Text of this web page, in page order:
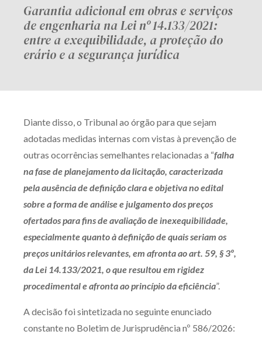
Garantia adicional em obras e serviços
de engenharia na Lei nº 14.133/2021:
entre a exequibilidade, a proteção do
erário e a segurança jurídica
Diante disso, o Tribunal ao órgão para que sejam
adotadas medidas internas com vistas à prevenção de
outras ocorrências semelhantes relacionadas a “falha
na fase de planejamento da licitação, caracterizada
pela ausência de definição clara e objetiva no edital
sobre a forma de análise e julgamento dos preços
ofertados para fins de avaliação de inexequibilidade,
especialmente quanto à definição de quais seriam os
preços unitários relevantes, em afronta ao art. 59, § 3º,
da Lei 14.133/2021, o que resultou em rigidez
procedimental e afronta ao princípio da eficiência”.
A decisão foi sintetizada no seguinte enunciado
constante no Boletim de Jurisprudência nº 586/2026: